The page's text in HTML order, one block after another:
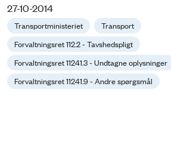
27-10-2014
Transportministeriet
Transport
Forvaltningsret 112.2 - Tavshedspligt
Forvaltningsret 11241.3 - Undtagne oplysninger
Forvaltningsret 11241.9 - Andre spørgsmål